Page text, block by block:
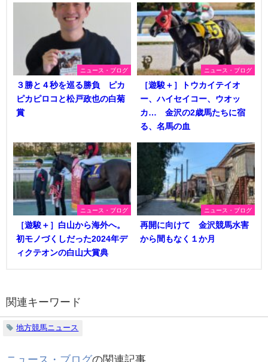
ニュース・ブログ
３勝と４秒を巡る勝負 ピカ
ピカピロコと松戸政也の白菊
賞
ニュース・ブログ
［遊駿＋］トウカイテイオ
ー、ハイセイコー、ウオッ
カ… 金沢の2歳馬たちに宿
る、名馬の血
ニュース・ブログ
［遊駿＋］白山から海外へ。
初モノづくしだった2024年デ
ィクテオンの白山大賞典
ニュース・ブログ
再開に向けて 金沢競馬水害
から間もなく１か月
関連キーワード
地方競馬ニュース
ニュース・ブログの関連記事